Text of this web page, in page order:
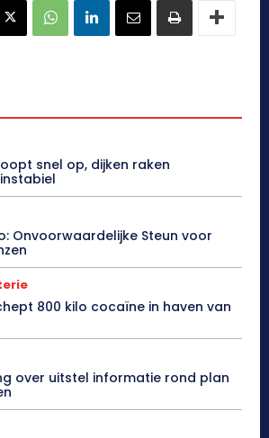
snel op, dijken raken
Onvoorwaardelijke Steun voor
800 kilo cocaïne in haven van
over uitstel informatie rond plan